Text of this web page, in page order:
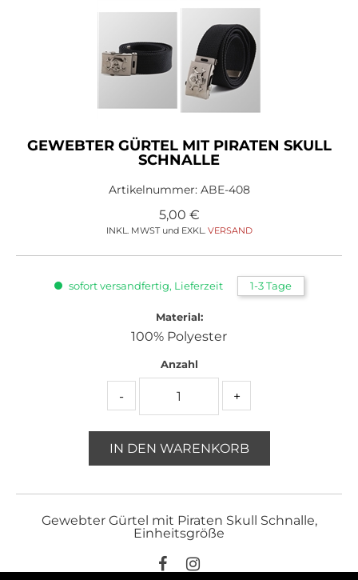
GEWEBTER GÜRTEL MIT PIRATEN SKULL
SCHNALLE
Artikelnummer: ABE-408
5,00 €
INKL. MWST und EXKL. VERSAND
sofort versandfertig, Lieferzeit 1-3 Tage
Material:
100% Polyester
Anzahl
- +
IN DEN WARENKORB
Gewebter Gürtel mit Piraten Skull Schnalle,
Einheitsgröße